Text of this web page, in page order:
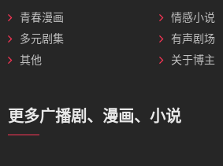
青春漫画
情感小说
多元剧集
有声剧场
其他
关于博主
更多广播剧、漫画、小说